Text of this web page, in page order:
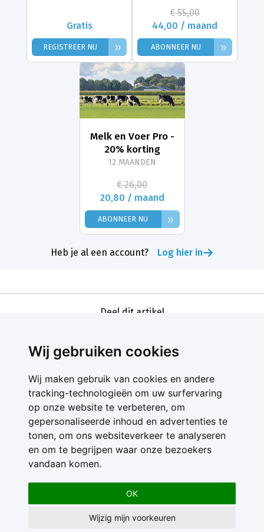
Wij gebruiken cookies
Wij maken gebruik van cookies en andere
tracking-technologieën om uw surfervaring
op onze website te verbeteren, om
gepersonaliseerde inhoud en advertenties te
tonen, om ons websiteverkeer te analyseren
en om te begrijpen waar onze bezoekers
vandaan komen.
OK
Wijzig mijn voorkeuren
Gratis
REGISTREER NU »
€ 55,00
44,00 / maand
ABONNEER NU »
Melk en Voer Pro -
20% korting
12 MAANDEN
€ 26,00
20,80 / maand
ABONNEER NU »
Heb je al een account? Log hier in
Deel dit artikel
Contact
Feedback
Nieuwsbrief
Adverteren
Gebruikersvoorwaarden
Privacy Statement